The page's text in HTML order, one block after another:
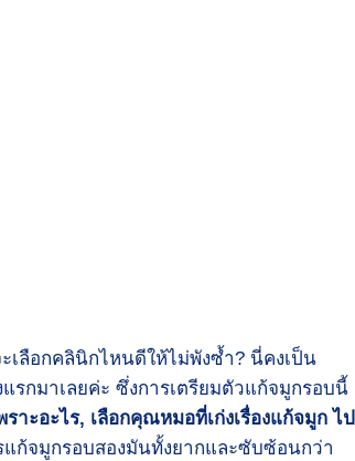
เลือกคลินิกไหนดีให้ไม่พังซ้ำ? นี่คงเป็น
รกมาเลยค่ะ ซึ่งการเตรียมตัวแก้จมูกรอบนี้
าะอะไร, เลือกคุณหมอที่เก่งเรื่องแก้จมูก ไป
แก้จมูกรอบสองมันทั้งยากและซับซ้อนกว่า